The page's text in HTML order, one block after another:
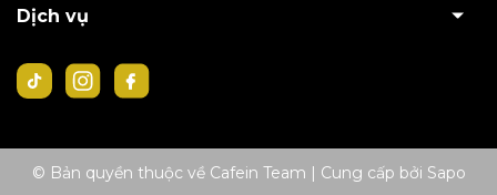
Dịch vụ
© Bản quyền thuộc về Cafein Team | Cung cấp bởi Sapo